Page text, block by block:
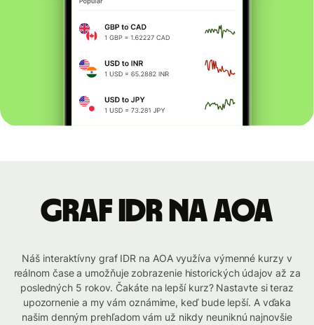
graf IDR na AOA
Náš interaktívny graf IDR na AOA využíva výmenné kurzy v
reálnom čase a umožňuje zobrazenie historických údajov až za
posledných 5 rokov. Čakáte na lepší kurz? Nastavte si teraz
upozornenie a my vám oznámime, keď bude lepší. A vďaka
našim denným prehľadom vám už nikdy neuniknú najnovšie